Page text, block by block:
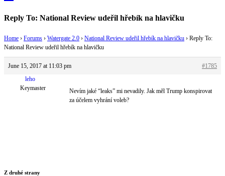
Reply To: National Review udeřil hřebík na hlavičku
Home › Forums › Watergate 2.0 › National Review udeřil hřebík na hlavičku › Reply To:
National Review udeřil hřebík na hlavičku
June 15, 2017 at 11:03 pm
#1785
leho
Keymaster
Nevím jaké “leaks” mi nevadily. Jak měl Trump konspirovat
za účelem vyhrání voleb?
Z druhé strany